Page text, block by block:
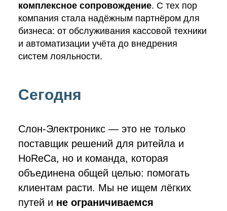
комплексное сопровождение. С тех пор
компания стала надёжным партнёром для
бизнеса: от обслуживания кассовой техники
и автоматизации учёта до внедрения
систем лояльности.
Сегодня
Слон-Электроникс — это не только
поставщик решений для ритейла и
HoReCa, но и команда, которая
объединена общей целью: помогать
клиентам расти. Мы не ищем лёгких
путей и не ограничиваемся